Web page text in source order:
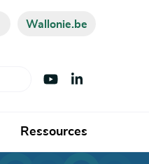
Wallonie.be
Visiter Youtube
Visiter LinkedIn
Ressources